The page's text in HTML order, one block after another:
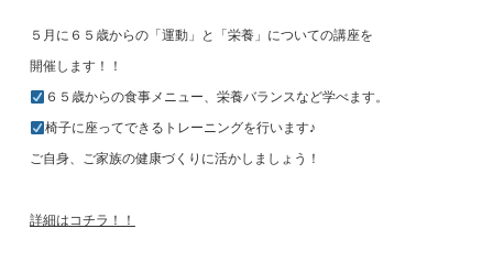
５月に６５歳からの「運動」と「栄養」についての講座を
開催します！！
６５歳からの食事メニュー、栄養バランスなど学べます。
椅子に座ってできるトレーニングを行います♪
ご自身、ご家族の健康づくりに活かしましょう！
詳細はコチラ！！